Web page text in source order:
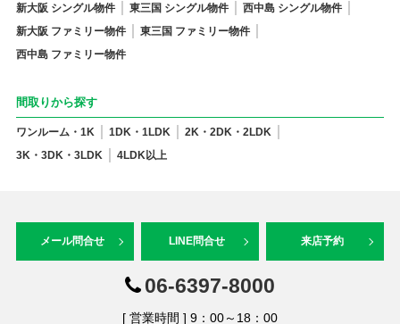
新大阪 シングル物件 東三国 シングル物件
西中島 シングル物件
新大阪 ファミリー物件
東三国 ファミリー物件
西中島 ファミリー物件
間取りから探す
ワンルーム・1K 1DK・1LDK
2K・2DK・2LDK
3K・3DK・3LDK
4LDK以上
メール問合せ LINE問合せ 来店予約
06-6397-8000
[ 営業時間 ] 9：00～18：00